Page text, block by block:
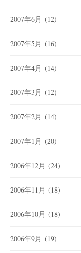
2007年6月 (12)
2007年5月 (16)
2007年4月 (14)
2007年3月 (12)
2007年2月 (14)
2007年1月 (20)
2006年12月 (24)
2006年11月 (18)
2006年10月 (18)
2006年9月 (19)